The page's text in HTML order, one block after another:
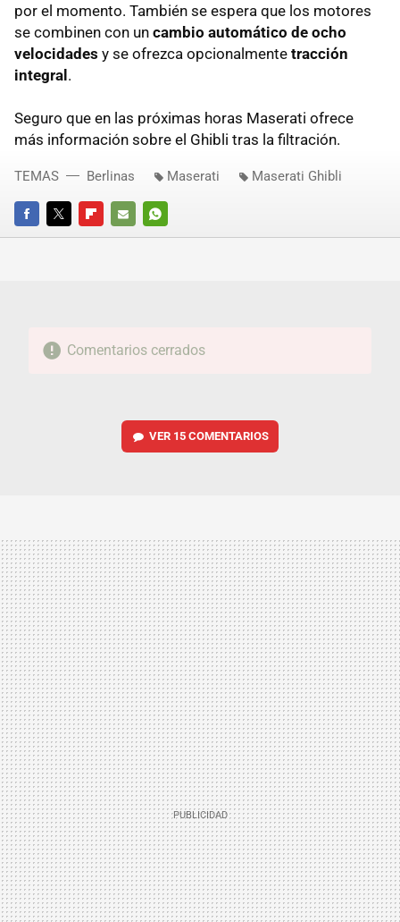
por el momento. También se espera que los motores
se combinen con un cambio automático de ocho
velocidades y se ofrezca opcionalmente tracción
integral .
Seguro que en las próximas horas Maserati ofrece
más información sobre el Ghibli tras la filtración.
FACEBOOKTWITTERFLIPBOARD
E-
WHATSAPP
TEMAS Berlinas Maserati Maserati Ghibli
Comentarios cerrados
VER 15 COMENTARIOS